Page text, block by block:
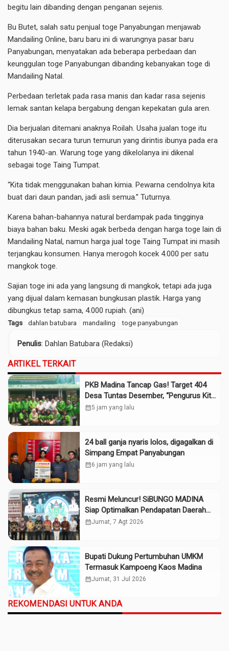
begitu lain dibanding dengan penganan sejenis.
Bu Butet, salah satu penjual toge Panyabungan menjawab
Mandailing Online, baru baru ini di warungnya pasar baru
Panyabungan, menyatakan ada beberapa perbedaan dan
keunggulan toge Panyabungan dibanding kebanyakan toge di
Mandailing Natal.
Perbedaan terletak pada rasa manis dan kadar rasa sejenis
lemak santan kelapa bergabung dengan kepekatan gula aren.
Dia berjualan ditemani anaknya Roilah. Usaha jualan toge itu
diterusakan secara turun temurun yang dirintis ibunya pada era
tahun 1940-an. Warung toge yang dikelolanya ini dikenal
sebagai toge Taing Tumpat.
“Kita tidak menggunakan bahan kimia. Pewarna cendolnya kita
buat dari daun pandan, jadi asli semua.” Tuturnya.
Karena bahan-bahannya natural berdampak pada tingginya
biaya bahan baku. Meski agak berbeda dengan harga toge lain di
Mandailing Natal, namun harga jual toge Taing Tumpat ini masih
terjangkau konsumen. Hanya merogoh kocek 4.000 per satu
mangkok toge.
Sajian toge ini ada yang langsung di mangkok, tetapi ada juga
yang dijual dalam kemasan bungkusan plastik. Harga yang
dibungkus tetap sama, 4.000 rupiah. (ani)
Tags dahlan batubara mandailing toge panyabungan
Penulis: Dahlan Batubara (Redaksi)
ARTIKEL TERKAIT
PKB Madina Tancap Gas! Target 404
Desa Tuntas Desember, “Pengurus Kita
Adalah Tokoh”
calendar_month5 jam yang lalu
24 ball ganja nyaris lolos, digagalkan di
Simpang Empat Panyabungan
calendar_month6 jam yang lalu
Resmi Meluncur! SiBUNGO MADINA
Siap Optimalkan Pendapatan Daerah
Madina
calendar_monthJumat, 7 Agt 2026
Bupati Dukung Pertumbuhan UMKM
Termasuk Kampoeng Kaos Madina
calendar_monthJumat, 31 Jul 2026
REKOMENDASI UNTUK ANDA